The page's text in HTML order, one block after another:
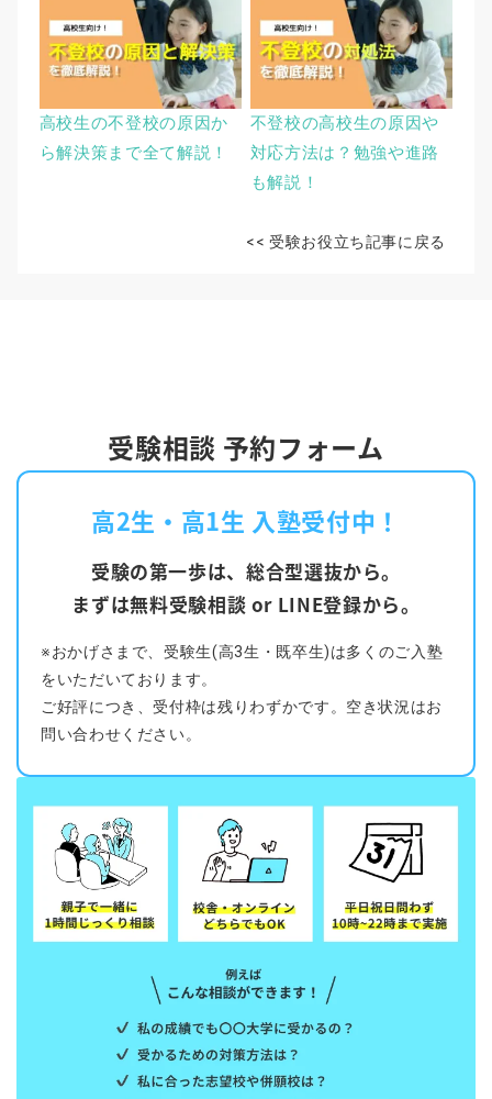
高校生の不登校の原因か
ら解決策まで全て解説！
不登校の高校生の原因や
対応方法は？勉強や進路
も解説！
<< 受験お役立ち記事に戻る
受験相談 予約フォーム
高2生・高1生 入塾受付中！
受験の第一歩は、総合型選抜から。
まずは無料受験相談 or LINE登録から。
※おかげさまで、受験生(高3生・既卒生)は多くのご入塾
をいただいております。
ご好評につき、受付枠は残りわずかです。空き状況はお
問い合わせください。